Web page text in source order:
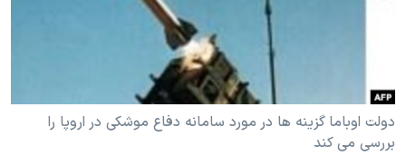
علم و فناوری
اسرائیل در جنگ
انتخابات ریاست جمهوری آمریکا ۲۰۲۴
حمله جمهوری اسلامی به اسرائیل
رمز مهسا
ورزش زنان در ایران
زبانهای مختلف
دولت اوباما گزینه ها در مورد سامانه دفاع موشکی در اروپا را
بررسی می کند